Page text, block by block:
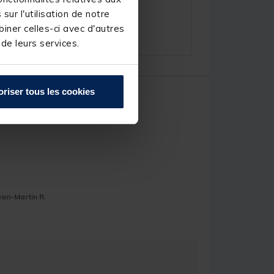
l'utilisation de notre
celles-ci avec d'autres
leurs services.
tous les cookies
Martin R.